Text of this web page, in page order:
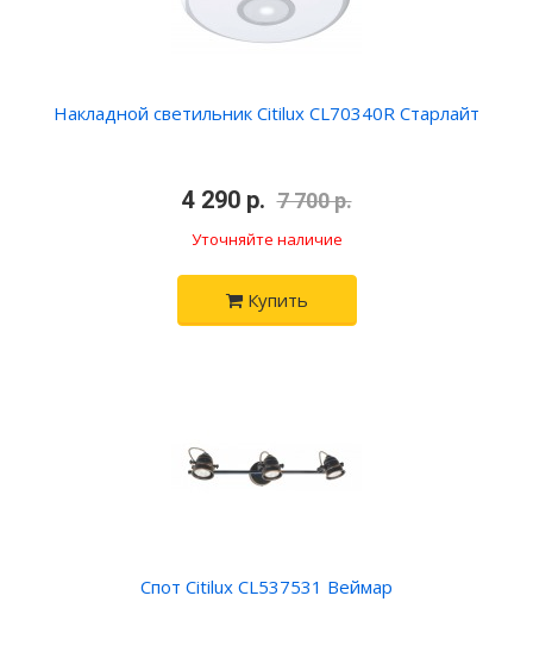
Накладной светильник Citilux CL70340R Старлайт
4 290 р. 7 700 р.
Уточняйте наличие
Купить
Спот Citilux CL537531 Веймар